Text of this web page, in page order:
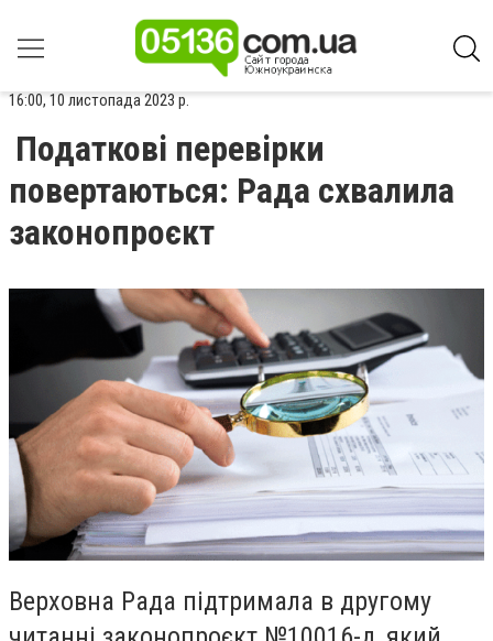
16:00, 10 листопада 2023 р.
Податкові перевірки
повертаються: Рада схвалила
законопроєкт
Верховна Рада підтримала в другому